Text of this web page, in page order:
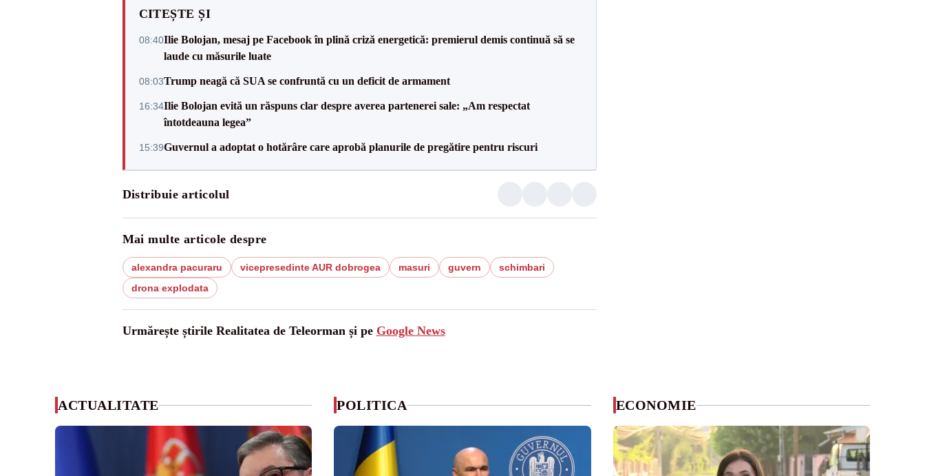
CITEȘTE ȘI
08:40Ilie Bolojan, mesaj pe Facebook în plină criză energetică: premierul demis continuă să se
laude cu măsurile luate
08:03Trump neagă că SUA se confruntă cu un deficit de armament
16:34Ilie Bolojan evită un răspuns clar despre averea partenerei sale: „Am respectat
întotdeauna legea”
15:39Guvernul a adoptat o hotărâre care aprobă planurile de pregătire pentru riscuri
Distribuie articolul
Mai multe articole despre
alexandra pacuraru vicepresedinte AUR dobrogea masuri guvern
schimbari
drona explodata
Urmărește știrile Realitatea de Teleorman și pe Google News
ACTUALITATE POLITICA ECONOMIE